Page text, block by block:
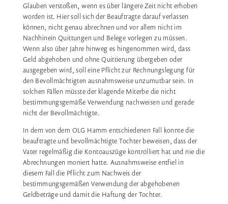
Glauben verstoßen, wenn es über längere Zeit nicht erhoben
worden ist. Hier soll sich der Beauftragte darauf verlassen
können, nicht genau abrechnen und vor allem nicht im
Nachhinein Quittungen und Belege vorlegen zu müssen.
Wenn also über Jahre hinweg es hingenommen wird, dass
Geld abgehoben und ohne Quittierung übergeben oder
ausgegeben wird, soll eine Pflicht zur Rechnungslegung für
den Bevollmächtigten ausnahmsweise unzumutbar sein. In
solchen Fällen müsste der klagende Miterbe die nicht
bestimmungsgemäße Verwendung nachweisen und gerade
nicht der Bevollmächtigte.
In dem von dem OLG Hamm entschiedenen Fall konnte die
beauftragte und bevollmächtigte Tochter beweisen, dass der
Vater regelmäßig die Kontoauszüge kontrolliert hat und nie die
Abrechnungen moniert hatte. Ausnahmsweise entfiel in
diesem Fall die Pflicht zum Nachweis der
bestimmungsgemäßen Verwendung der abgehobenen
Geldbeträge und damit die Haftung der Tochter.